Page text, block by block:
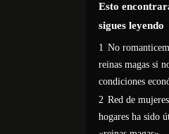
Esto
sigues leyendo
1 No
reinas magas si
condiciones
2 Red de
hogares ha sido